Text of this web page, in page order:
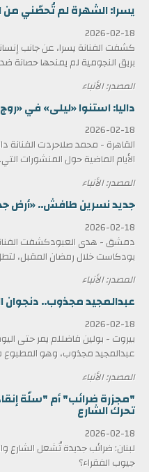
يسرا: الشهرة لم تُحصّني
2026-02-18
كشفت الفنانة يسرا، عن جانب
بريق النجومية لم يمنحها حصانة
المصدر: الأنباء
داليا: استنوا «ليلى» في
2026-02-18
القاهرة - محمد صلاحردت الفنانة
الأيام الماضية حول المنشورات
المصدر: الأنباء
جديد نسرين طافش.. «أرض
2026-02-18
دمشق - هدى العبودكشفت
بودكاست خلال رمضان المقبل،
المصدر: الأنباء
عبدالمجيد مجذوب.. دنجوان
2026-02-18
بيروت - بولين فاضللم يمر حتى
عبدالمجيد مجذوب، وهو
المصدر: الأنباء
"مجزرة ضرائب" أم "سلّة
تحرك الشارع
2026-02-18
لبنان: ضرائب جديدة تُشعل الشارع
جيوب الفقراء؟